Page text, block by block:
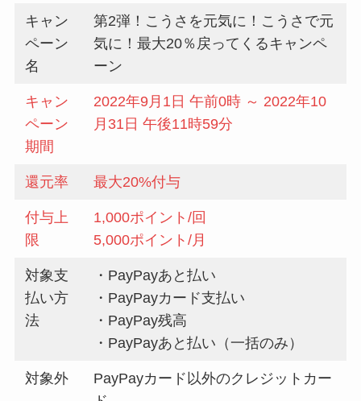
キャン
ペーン
名
第2弾！こうさを元気に！こうさで元
気に！最大20％戻ってくるキャンペ
ーン
キャン
ペーン
期間
2022年9月1日 午前0時 ～ 2022年10
月31日 午後11時59分
還元率 最大20%付与
付与上
限
1,000ポイント/回
5,000ポイント/月
対象支
払い方
法
・PayPayあと払い
・PayPayカード支払い
・PayPay残高
・PayPayあと払い（一括のみ）
対象外
PayPayカード以外のクレジットカー